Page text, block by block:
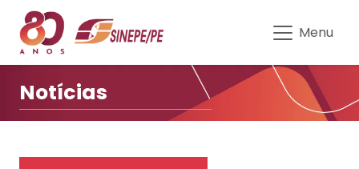
Notícias | Sinepe-PE
Menu
Notícias